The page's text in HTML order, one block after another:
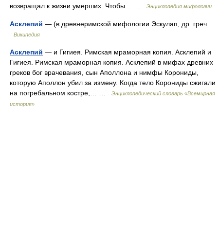
возвращал к жизни умерших. Чтобы… …
Энциклопедия мифологии
Асклепий — (в древнеримской мифологии Эскулап, др. греч …
Википедия
Асклепий — и Гигиея. Римская мраморная копия. Асклепий и
Гигиея. Римская мраморная копия. Асклепий в мифах древних
греков бог врачевания, сын Аполлона и нимфы Корониды,
которую Аполлон убил за измену. Когда тело Корониды сжигали
на погребальном костре,… …
Энциклопедический словарь «Всемирная
история»